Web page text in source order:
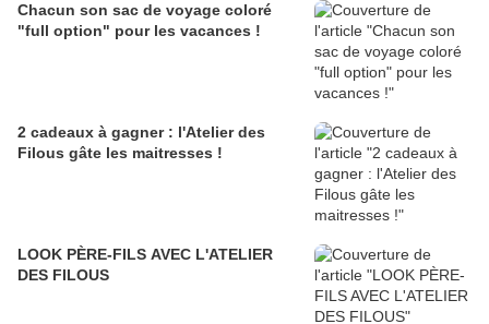
Chacun son sac de voyage coloré
"full option" pour les vacances !
2 cadeaux à gagner : l'Atelier des
Filous gâte les maitresses !
LOOK PÈRE-FILS AVEC L'ATELIER
DES FILOUS